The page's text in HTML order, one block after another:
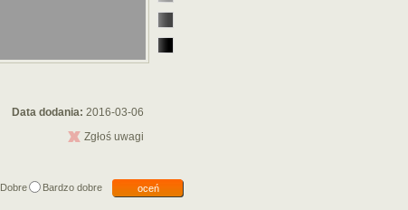
Data dodania: 2016-03-06
Zgłoś uwagi
Dobre Bardzo dobre
oceń